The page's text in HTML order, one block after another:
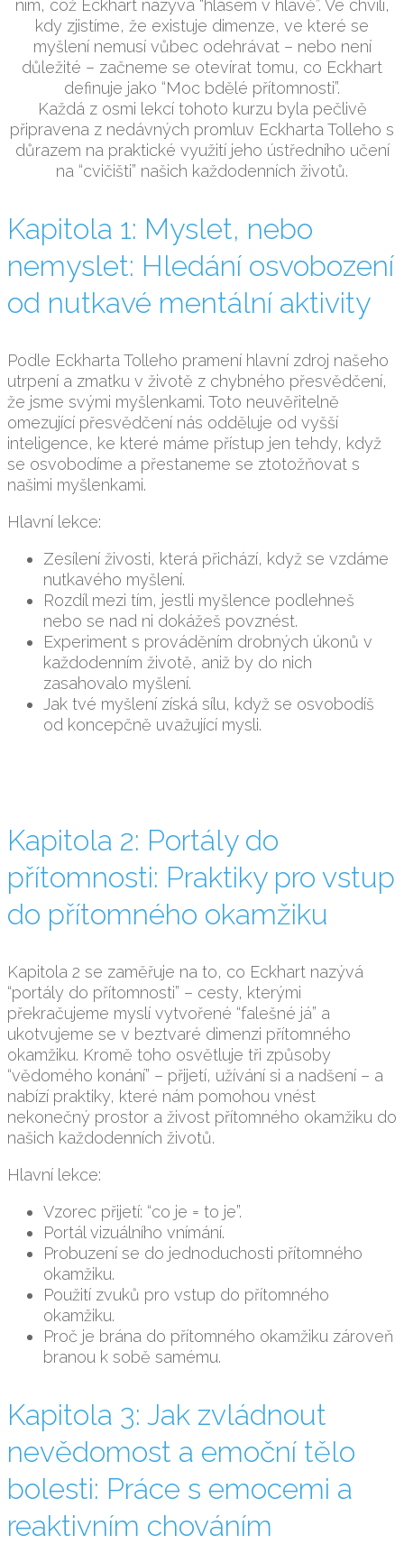
ním, což Eckhart nazývá “hlasem v hlavě”. Ve chvíli,
kdy zjistíme, že existuje dimenze, ve které se
myšlení nemusí vůbec odehrávat – nebo není
důležité – začneme se otevírat tomu, co Eckhart
definuje jako “Moc bdělé přítomnosti”.
Každá z osmi lekcí tohoto kurzu byla pečlivě
připravena z nedávných promluv Eckharta Tolleho s
důrazem na praktické využití jeho ústředního učení
na “cvičišti” našich každodenních životů.
Kapitola 1: Myslet, nebo
nemyslet: Hledání osvobození
od nutkavé mentální aktivity
Podle Eckharta Tolleho pramení hlavní zdroj našeho
utrpení a zmatku v životě z chybného přesvědčení,
že jsme svými myšlenkami. Toto neuvěřitelně
omezující přesvědčení nás odděluje od vyšší
inteligence, ke které máme přístup jen tehdy, když
se osvobodíme a přestaneme se ztotožňovat s
našimi myšlenkami.
Hlavní lekce:
Zesílení živosti, která přichází, když se vzdáme
nutkavého myšlení.
Rozdíl mezi tím, jestli myšlence podlehneš
nebo se nad ni dokážeš povznést.
Experiment s prováděním drobných úkonů v
každodenním životě, aniž by do nich
zasahovalo myšlení.
Jak tvé myšlení získá sílu, když se osvobodíš
od koncepčně uvažující mysli.
Kapitola 2: Portály do
přítomnosti: Praktiky pro vstup
do přítomného okamžiku
Kapitola 2 se zaměřuje na to, co Eckhart nazývá
“portály do přítomnosti” – cesty, kterými
překračujeme myslí vytvořené “falešné já” a
ukotvujeme se v beztvaré dimenzi přítomného
okamžiku. Kromě toho osvětluje tři způsoby
“vědomého konání” – přijetí, užívání si a nadšení – a
nabízí praktiky, které nám pomohou vnést
nekonečný prostor a živost přítomného okamžiku do
našich každodenních životů.
Hlavní lekce:
Vzorec přijetí: “co je = to je”.
Portál vizuálního vnímání.
Probuzení se do jednoduchosti přítomného
okamžiku.
Použití zvuků pro vstup do přítomného
okamžiku.
Proč je brána do přítomného okamžiku zároveň
branou k sobě samému.
Kapitola 3: Jak zvládnout
nevědomost a emoční tělo
bolesti: Práce s emocemi a
reaktivním chováním